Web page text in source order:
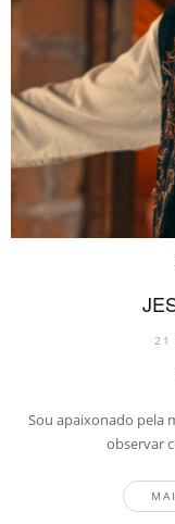
21
Sou apaixonado pela
observar